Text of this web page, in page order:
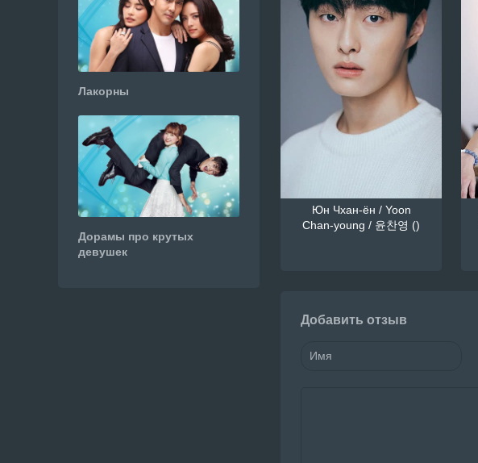
Юн Чхан-ён / Yoon
Chan-young / 윤찬영 ()
Добавить отзыв
Лакорны
Дорамы про крутых
девушек